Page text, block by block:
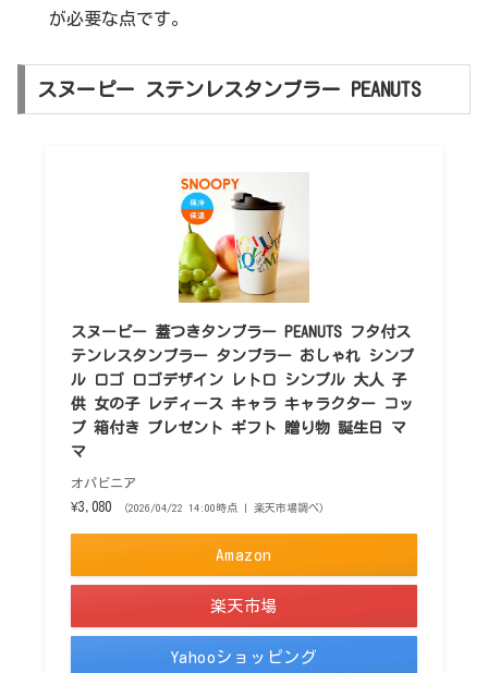
が必要な点です。
スヌーピー ステンレスタンブラー PEANUTS
スヌーピー 蓋つきタンブラー PEANUTS フタ付ス
テンレスタンブラー タンブラー おしゃれ シンプ
ル ロゴ ロゴデザイン レトロ シンプル 大人 子
供 女の子 レディース キャラ キャラクター コッ
プ 箱付き プレゼント ギフト 贈り物 誕生日 マ
マ
オパビニア
¥3,080
（2026/04/22 14:00時点 | 楽天市場調べ）
Amazon
楽天市場
Yahooショッピング